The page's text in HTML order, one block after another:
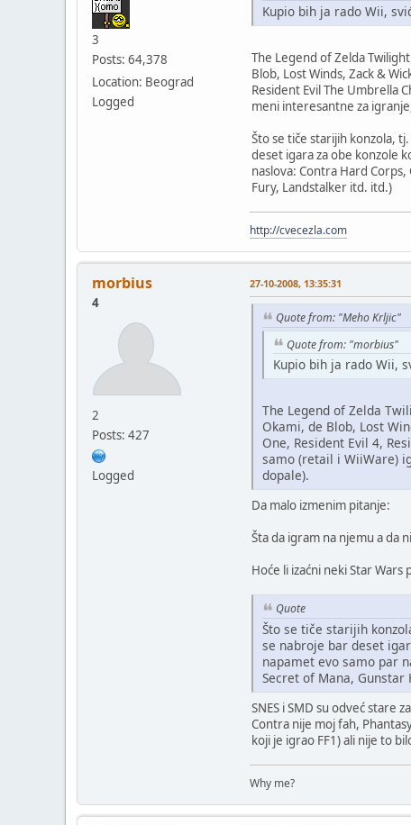
3
Posts: 64,378
Location: Beograd
Logged
Kupio bih ja rado Wii,
The Legend of Zelda
Blob, Lost Winds, Zack &
Resident Evil The Umbrella
meni interesantne za
Što se tiče starijih konzola,
deset igara za obe konzole
naslova: Contra Hard
Fury, Landstalker itd. itd.)
http://cvecezla.com
morbius
4
2
Posts: 427
Logged
27-10-2008, 13:35:31
Quote from: "Meho Krljic"
Quote from: "morbius"
Kupio bih ja rado Wii,
The Legend of Zelda
Okami, de Blob, Lost
One, Resident Evil 4,
samo (retail i WiiWare)
dopale).
Da malo izmenim pitanje:
Šta da igram na njemu a da
Hoće li izaćni neki Star
Quote
Što se tiče starijih
se nabroje bar deset
napamet evo samo par
Secret of Mana,
SNES i SMD su odveć stare
Contra nije moj fah,
koji je igrao FF1) ali nije to
Why me?